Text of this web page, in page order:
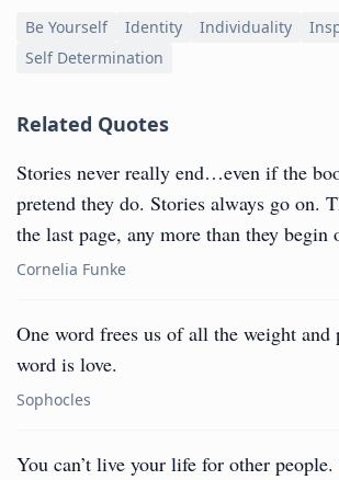
Be Yourself Identity Individuality
Self Determination
Related Quotes
Stories never really end…even if the
pretend they do. Stories always go on.
the last page, any more than they begin
Cornelia Funke
One word frees us of all the weight
word is love.
Sophocles
You can’t live your life for other people.